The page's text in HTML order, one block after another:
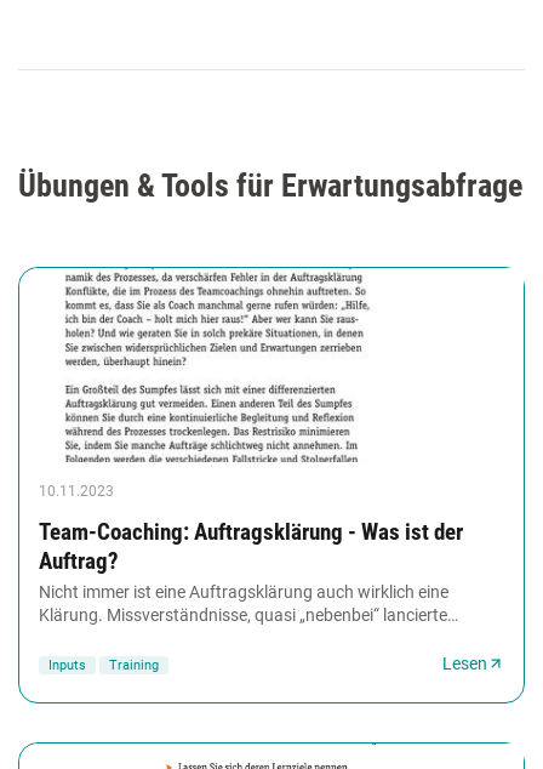
Übungen & Tools für Erwartungsabfrage
10.11.2023
Team-Coaching: Auftragsklärung - Was ist der
Auftrag?
Nicht immer ist eine Auftragsklärung auch wirklich eine
Klärung. Missverständnisse, quasi „nebenbei“ lancierte
Inputs Training Lesen